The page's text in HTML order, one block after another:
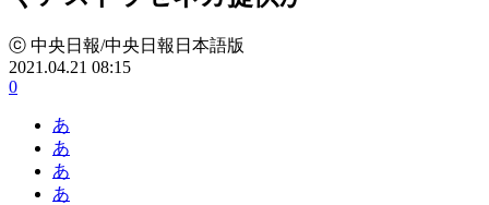
ⓒ 中央日報/中央日報日本語版
2021.04.21 08:15
0
あ
あ
あ
あ